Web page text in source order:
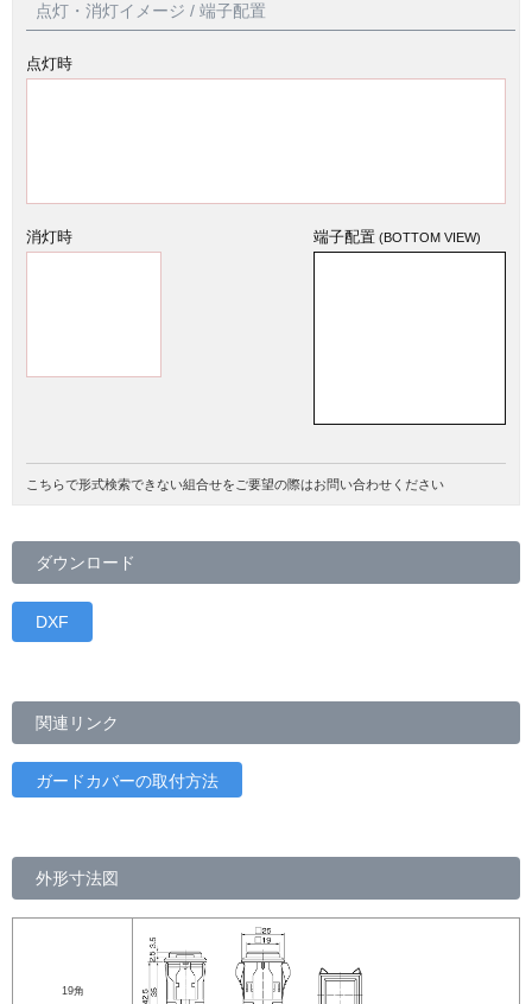
点灯・消灯イメージ / 端子配置
点灯時
消灯時 端子配置(BOTTOM VIEW)
こちらで形式検索できない組合せをご要望の際はお問い合わせください
ダウンロード
DXF
関連リンク
ガードカバーの取付方法
外形寸法図
19角